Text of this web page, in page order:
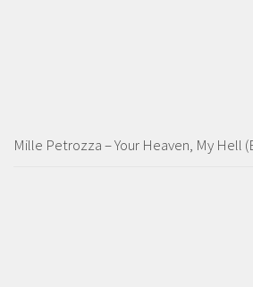
Mille Petrozza – Your Heaven, My Hell